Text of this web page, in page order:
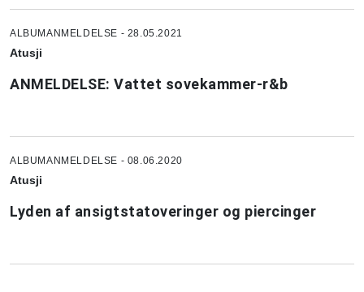
ALBUMANMELDELSE - 28.05.2021
Atusji
ANMELDELSE: Vattet sovekammer-r&b
ALBUMANMELDELSE - 08.06.2020
Atusji
Lyden af ansigtstatoveringer og piercinger